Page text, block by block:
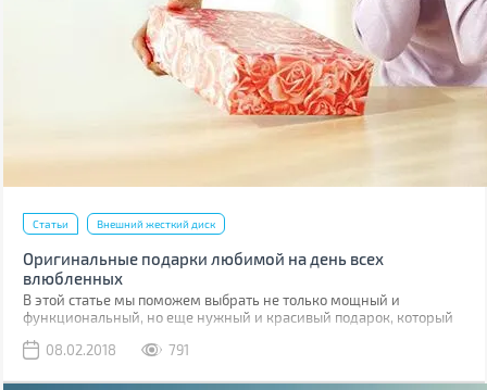
Статьи Внешний жесткий диск
Оригинальные подарки любимой на день всех
влюбленных
В этой статье мы поможем выбрать не только мощный и
функциональный, но еще нужный и красивый подарок, который
08.02.2018
791